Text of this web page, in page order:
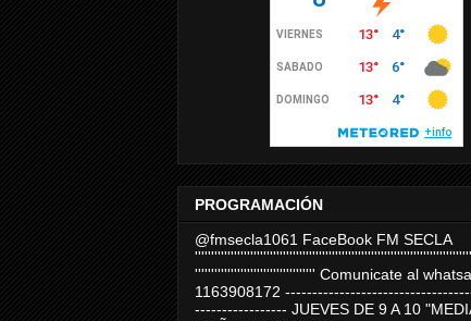
PROGRAMACIÓN
@fmsecla1061 FaceBook FM SECLA
''''''''''''''''''''''''''''''''''''' Comunicate al
1163908172
----------------- JUEVES DE 9 A 10